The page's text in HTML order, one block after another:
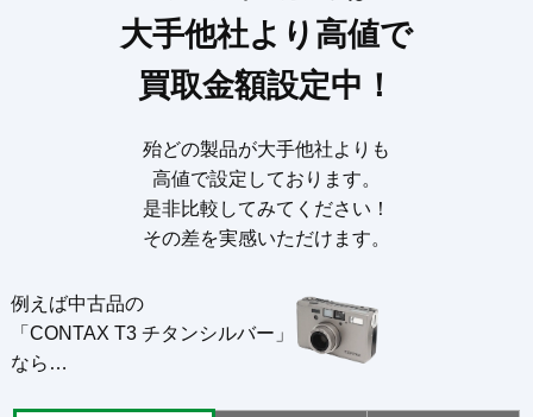
大手他社より高値で
買取金額設定中！
殆どの製品が大手他社よりも
高値で設定しております。
是非比較してみてください！
その差を実感いただけます。
例えば中古品の
「CONTAX T3 チタンシルバー」
なら…